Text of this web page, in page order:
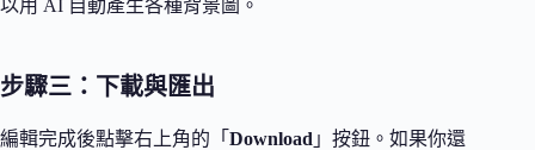
以用 AI 自動產生各種背景圖。
步驟三：下載與匯出
編輯完成後點擊右上角的「 Download 」按鈕。如果你還